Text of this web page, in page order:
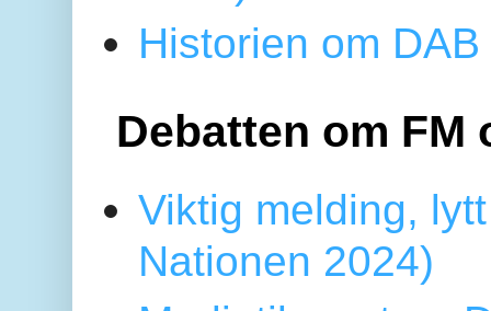
Historien om
Debatten om FM
Viktig melding,
Nationen 2024)